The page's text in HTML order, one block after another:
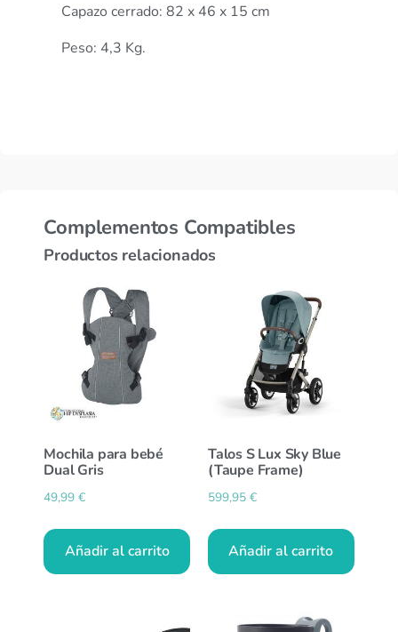
Capazo cerrado: 82 x 46 x 15 cm
Peso: 4,3 Kg.
Complementos Compatibles
Productos relacionados
Mochila para bebé
Dual Gris
49,99€
Añadir al carrito
Talos S Lux Sky Blue
(Taupe Frame)
599,95 €
Añadir al carrito